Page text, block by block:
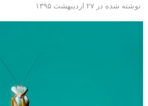
نوشته شده در ۲۷ اردیبهشت ۱۳۹۵